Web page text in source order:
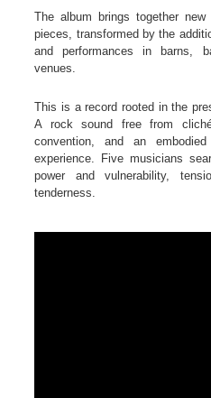
The album brings together new
pieces, transformed by the
and performances in barns,
venues.
This is a record rooted in the
A rock sound free from
convention, and an
experience. Five musicians
power and vulnerability,
tenderness.